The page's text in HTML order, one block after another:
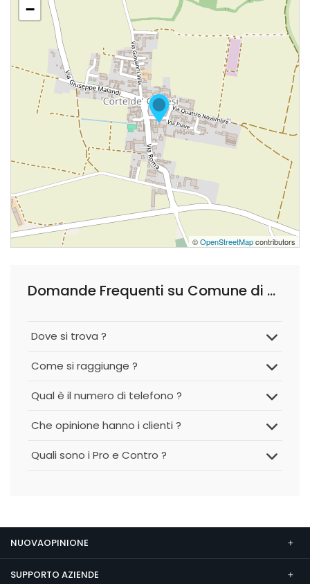
−
©OpenStreetMapcontributors
Domande Frequenti su Comune di Corte De' Cortesi con Cignone
Dove si trova ?
Come si raggiunge ?
Qual è il numero di telefono ?
Che opinione hanno i clienti ?
Quali sono i Pro e Contro ?
NUOVAOPINIONE
SUPPORTO AZIENDE